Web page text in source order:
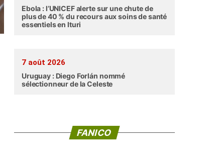
Ebola : l’UNICEF alerte sur une chute de
plus de 40 % du recours aux soins de santé
essentiels en Ituri
7 août 2026
Uruguay : Diego Forlán nommé
sélectionneur de la Celeste
FANICO